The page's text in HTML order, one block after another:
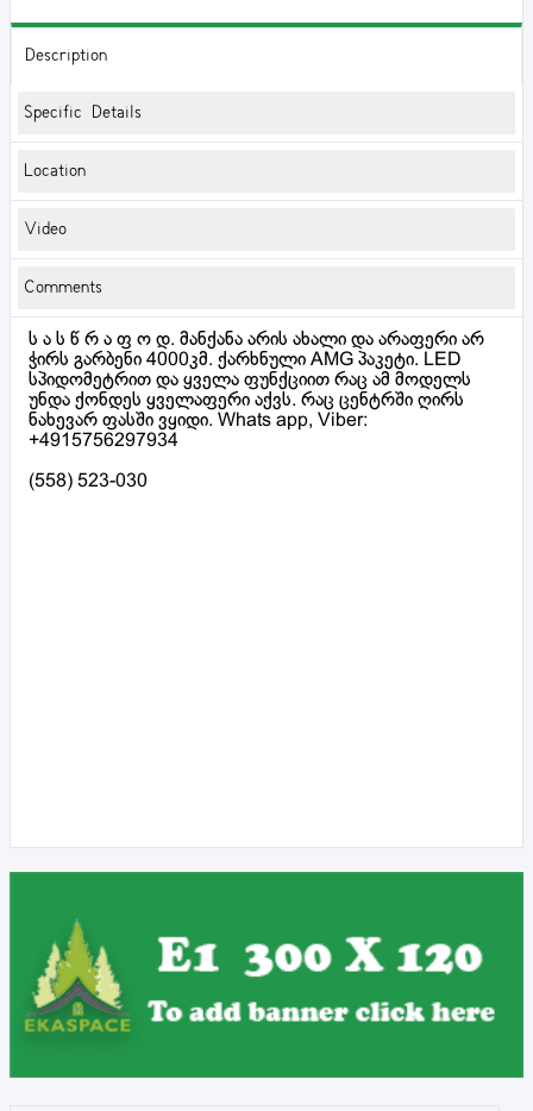
Description
Specific Details
Location
Video
Comments
ს ა ს წ რ ა ფ ო დ. მანქანა არის ახალი და არაფერი არ
ჭირს გარბენი 4000კმ. ქარხნული AMG პაკეტი. LED
სპიდომეტრით და ყველა ფუნქციით რაც ამ მოდელს
უნდა ქონდეს ყველაფერი აქვს. რაც ცენტრში ღირს
ნახევარ ფასში ვყიდი. Whats app, Viber:
+4915756297934
(558) 523-030